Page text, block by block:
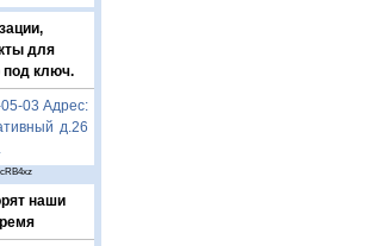
для
под ключ.
03 Адрес:
д.26
наши